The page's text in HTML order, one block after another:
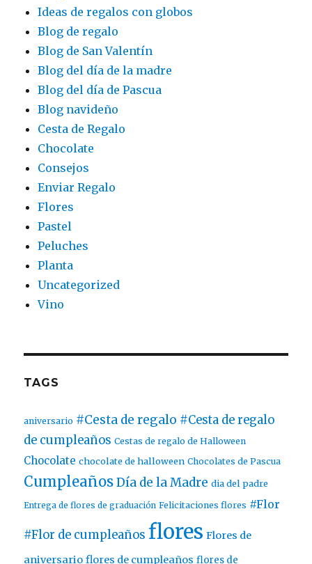
Ideas de regalos con globos
Blog de regalo
Blog de San Valentín
Blog del día de la madre
Blog del día de Pascua
Blog navideño
Cesta de Regalo
Chocolate
Consejos
Enviar Regalo
Flores
Pastel
Peluches
Planta
Uncategorized
Vino
TAGS
aniversario #Cesta de regalo #Cesta de regalo
de cumpleaños Cestas de regalo de Halloween
Chocolate chocolate de halloween Chocolates de Pascua
Cumpleaños Día de la Madre dia del padre
Entrega de flores de graduación Felicitaciones flores #Flor
#Flor de cumpleaños flores Flores de
aniversario flores de cumpleaños flores de